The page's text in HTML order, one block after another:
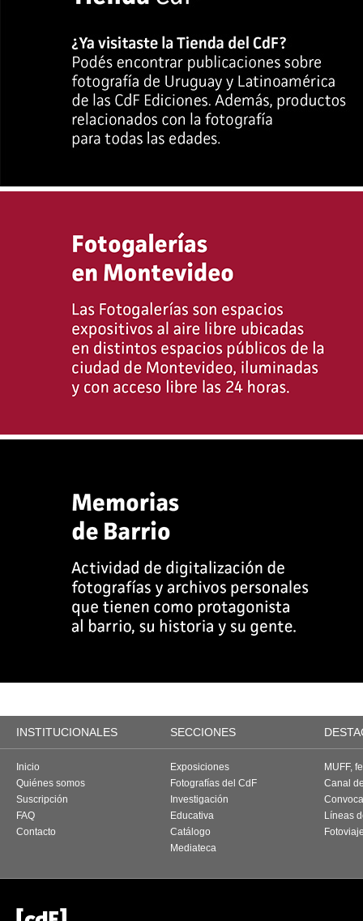
INSTITUCIONALES SECCIONES
Inicio
Quiénes somos
Suscripción
FAQ
Contacto
Exposiciones
Fotografías del CdF
Investigación
Educativa
Catálogo
Mediateca
MUFF,
Canal
Líneas